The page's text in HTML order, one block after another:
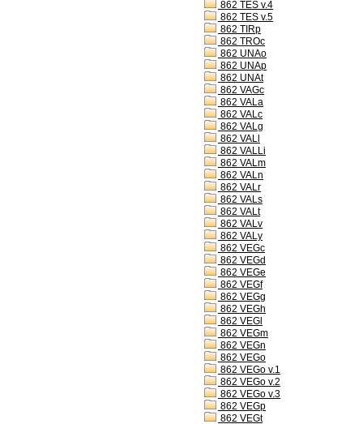
862 TES v.4
862 TES v.5
862 TIRp
862 TROc
862 UNAo
862 UNAp
862 UNAt
862 VAGc
862 VALa
862 VALc
862 VALg
862 VALl
862 VALLi
862 VALm
862 VALn
862 VALr
862 VALs
862 VALt
862 VALv
862 VALy
862 VEGc
862 VEGd
862 VEGe
862 VEGf
862 VEGg
862 VEGh
862 VEGl
862 VEGm
862 VEGn
862 VEGo
862 VEGo v.1
862 VEGo v.2
862 VEGo v.3
862 VEGp
862 VEGt